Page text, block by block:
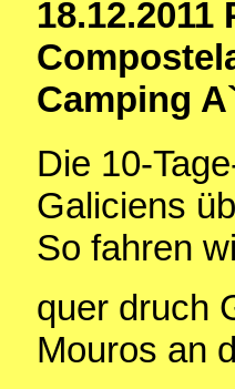
Camping
Die 10-
Galiciens
So fahren
quer druch
Mouros an